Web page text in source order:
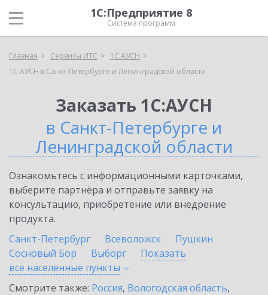
1С:Предприятие 8
Система программ
Главная Сервисы ИТС
1С:АУСН
1С:АУСН в Санкт-Петербурге и Ленинградской области
Заказать 1С:АУСН
в Санкт-Петербурге и
Ленинградской области
Ознакомьтесь с информационными карточками,
выберите партнёра и отправьте заявку на
консультацию, приобретение или внедрение
продукта.
Санкт-Петербург
Всеволожск
Пушкин
Сосновый Бор
Выборг
Показать
все населенные пункты
Смотрите также: Россия, Вологодская область,